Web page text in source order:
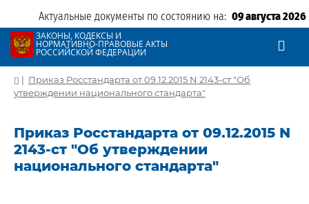
Актуальные документы по состоянию на: 09 августа 2026
ЗАКОНЫ, КОДЕКСЫ И
НОРМАТИВНО-ПРАВОВЫЕ АКТЫ
РОССИЙСКОЙ ФЕДЕРАЦИИ
| Приказ Росстандарта от 09.12.2015 N 2143-ст "Об
утверждении национального стандарта"
Приказ Росстандарта от 09.12.2015 N
2143-ст "Об утверждении
национального стандарта"